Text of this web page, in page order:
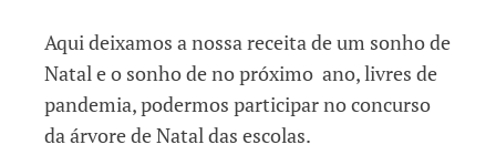
Aqui deixamos a nossa receita de um sonho de
Natal e o sonho de no próximo ano, livres de
pandemia, podermos participar no concurso
da árvore de Natal das escolas.